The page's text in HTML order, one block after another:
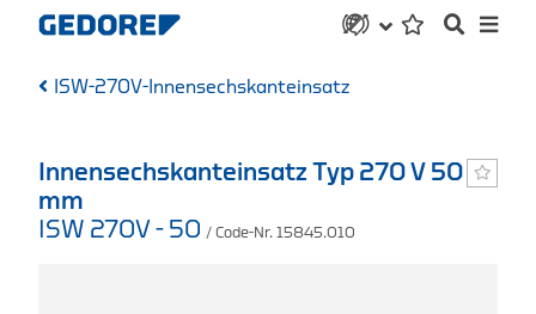
ISW-270V-Innensechskanteinsatz
Innensechskanteinsatz Typ 270 V 50
mm
ISW 270V - 50 / Code-Nr. 15845.010